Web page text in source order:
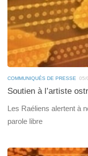
COMMUNIQUÉS DE PRESSE 05/
Soutien à l’artiste
Les Raéliens alertent à
parole libre